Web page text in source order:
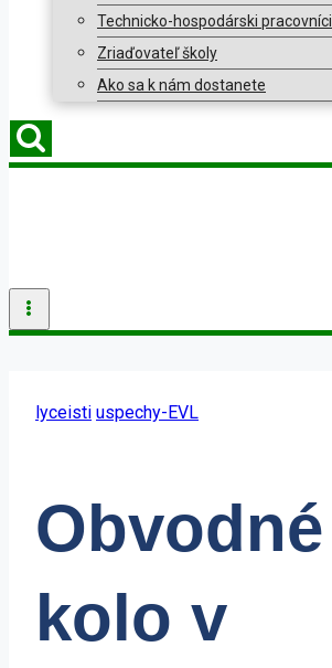
Technicko-hospodárski pracovníci
Zriaďovateľ školy
Ako sa k nám dostanete
lyceisti uspechy-EVL
Obvodné
kolo v